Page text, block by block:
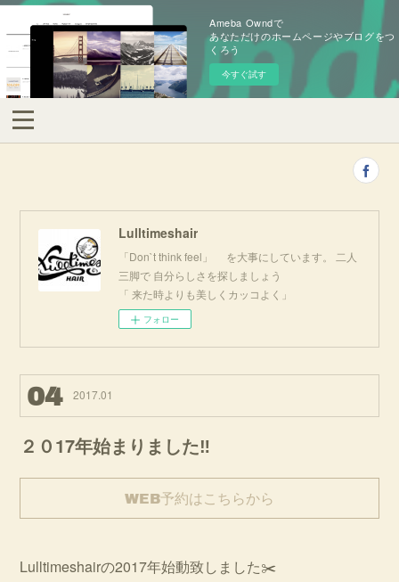
Ameba Owndで
あなただけのホームページやブログをつ
くろう
今すぐ試す
Lulltimeshair
「Don`t think feel」 を大事にしています。 二人
三脚で 自分らしさを探しましょう
「 来た時よりも美しくカッコよく」
フォロー
04 2017 .01
２０17年始まりました‼︎
WEB予約はこちらから
Lulltimeshairの2017年始動致しました✂️